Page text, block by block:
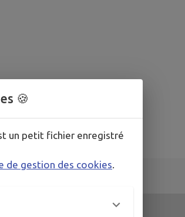
🍪
un petit fichier enregistré
de gestion des cookies.